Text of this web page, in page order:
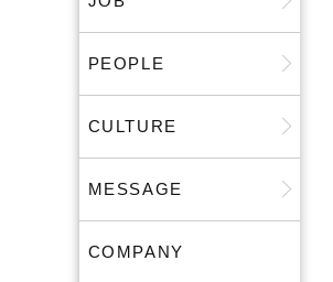
PEOPLE
CULTURE
MESSAGE
COMPANY